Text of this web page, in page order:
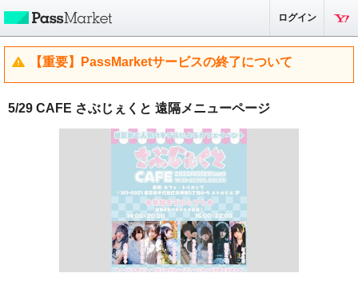
ログイン
【重要】PassMarketサービスの終了について
5/29 CAFE さぶじぇくと 遠隔メニューページ